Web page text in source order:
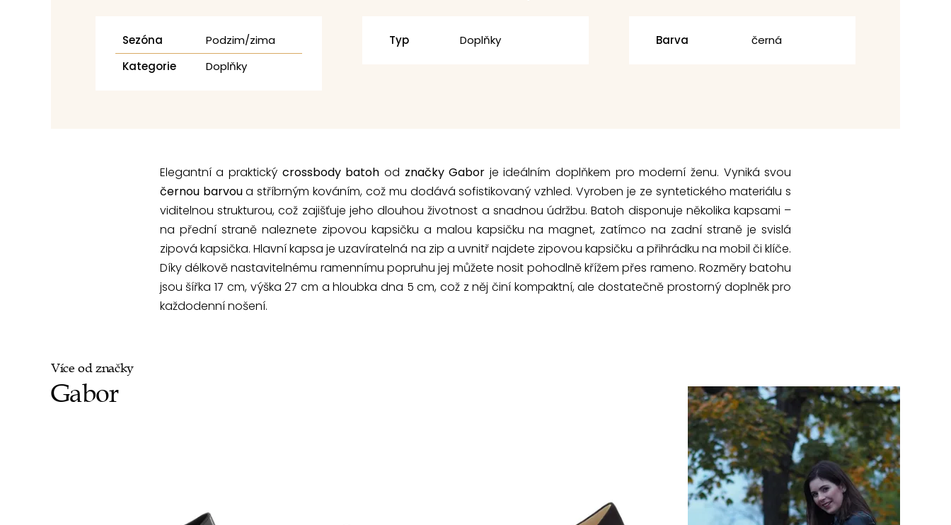
Sezóna
Podzim/zima
Kategorie
Doplňky
Typ Doplňky Barva černá
Elegantní a praktický crossbody batoh od značky Gabor je ideálním doplňkem pro moderní ženu. Vyniká svou
černou barvoua stříbrným kováním, což mu dodává sofistikovaný vzhled. Vyroben je ze syntetického materiálu s
viditelnou strukturou, což zajišťuje jeho dlouhou životnost a snadnou údržbu. Batoh disponuje několika kapsami –
na přední straně naleznete zipovou kapsičku a malou kapsičku na magnet, zatímco na zadní straně je svislá
zipová kapsička. Hlavní kapsa je uzavíratelná na zip a uvnitř najdete zipovou kapsičku a přihrádku na mobil či klíče.
Díky délkově nastavitelnému ramennímu popruhu jej můžete nosit pohodlně křížem přes rameno. Rozměry batohu
jsou šířka 17 cm, výška 27 cm a hloubka dna 5 cm, což z něj činí kompaktní, ale dostatečně prostorný doplněk pro
každodenní nošení.
Více od značky
Gabor